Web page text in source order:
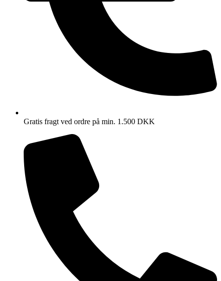
Gratis fragt ved ordre på min. 1.500 DKK